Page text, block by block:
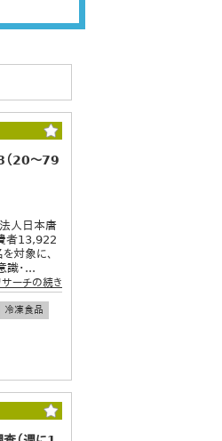
（20～79
人日本唐
者13,922
対象に、
識・...
サーチの続き
冷凍食品